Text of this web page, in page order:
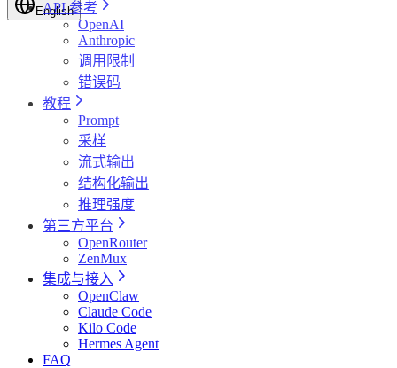
English
API 参考
OpenAI
Anthropic
调用限制
错误码
教程
Prompt
采样
流式输出
结构化输出
推理强度
第三方平台
OpenRouter
ZenMux
集成与接入
OpenClaw
Claude Code
Kilo Code
Hermes Agent
FAQ